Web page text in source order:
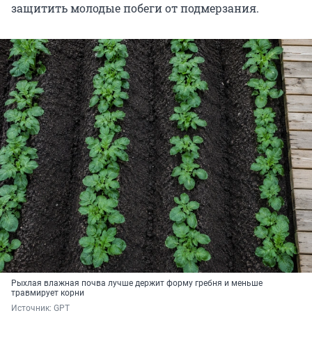
защитить молодые побеги от подмерзания.
Рыхлая влажная почва лучше держит форму гребня и меньше
травмирует корни
Источник: GPT